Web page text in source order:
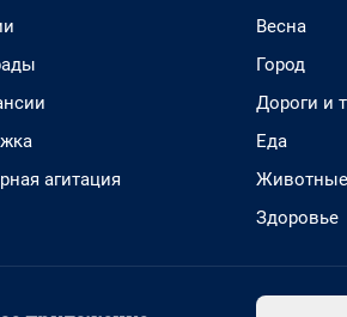
агитация
Весна
Город
Дороги и
Еда
Животные
Здоровье